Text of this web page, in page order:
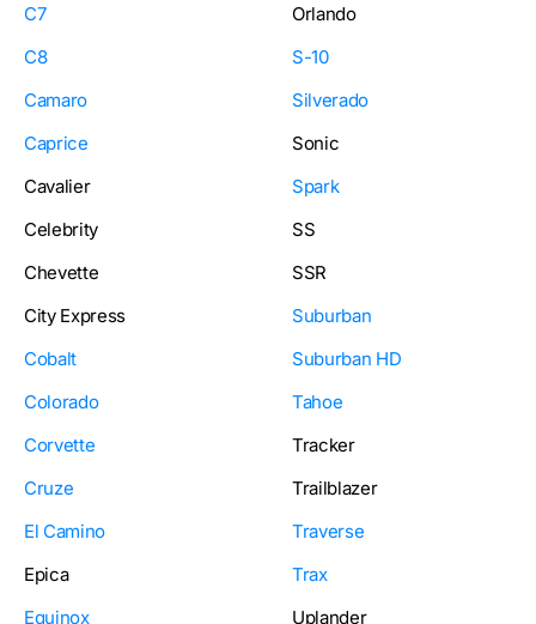
C7
C8
Camaro
Caprice
Cavalier
Celebrity
Chevette
City Express
Cobalt
Colorado
Corvette
Cruze
El Camino
Epica
Equinox
Orlando
S-10
Silverado
Sonic
Spark
SS
SSR
Suburban
Suburban HD
Tahoe
Tracker
Trailblazer
Traverse
Trax
Uplander